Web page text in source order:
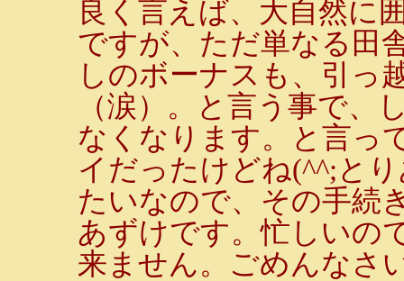
良く言えば、大自然に
ですが、ただ単なる田
しのボーナスも、引っ
（涙）。と言う事で、
なくなります。と言っ
イだったけどね(^^;と
たいなので、その手続
あずけです。忙しいの
来ません。ごめんなさ